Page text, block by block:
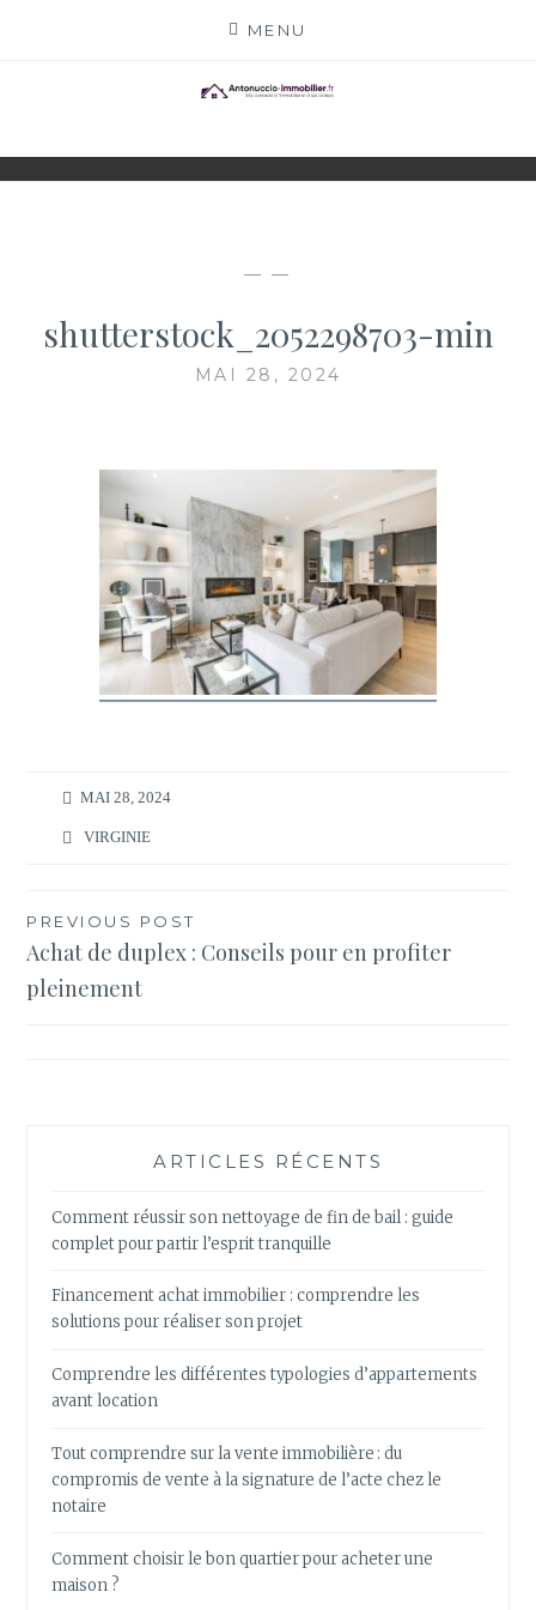
MENU
ANTONUCCIO-
IMMOBILIER.FR
ACTEURS
— —
shutterstock_2052298703-min
MAI 28, 2024
MAI 28, 2024
VIRGINIE
Navigation
de
l’article
PREVIOUS POST
Achat de duplex : Conseils pour en profiter
pleinement
ARTICLES RÉCENTS
Comment réussir son nettoyage de fin de bail : guide
complet pour partir l’esprit tranquille
Financement achat immobilier : comprendre les
solutions pour réaliser son projet
Comprendre les différentes typologies d’appartements
avant location
Tout comprendre sur la vente immobilière : du
compromis de vente à la signature de l’acte chez le
notaire
Comment choisir le bon quartier pour acheter une
maison ?